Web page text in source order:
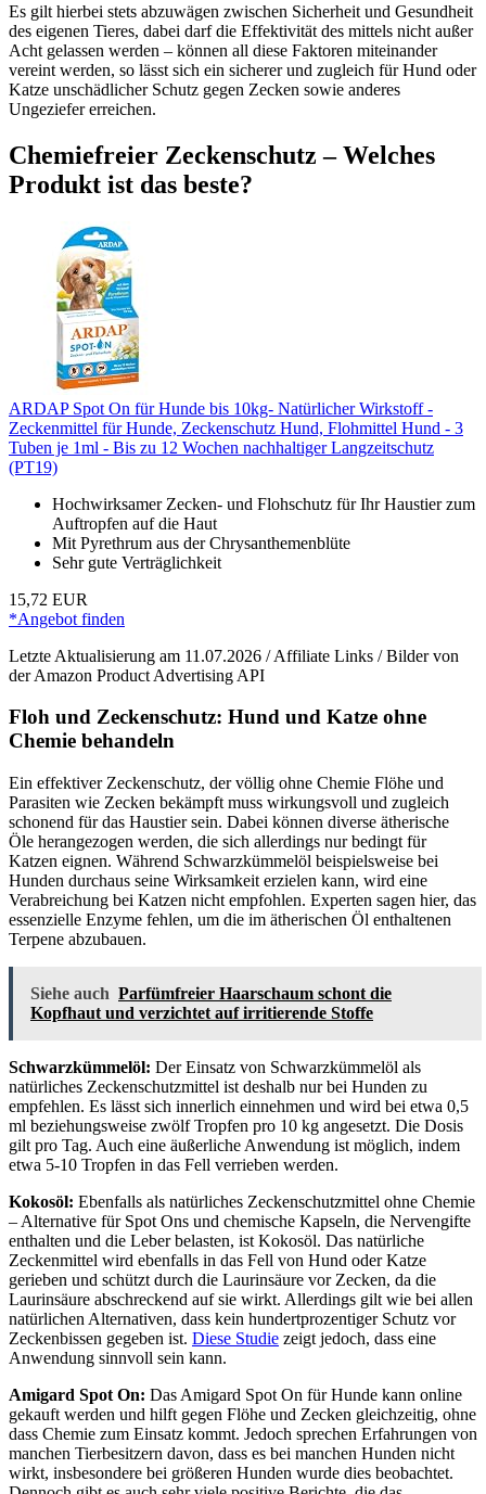
Es gilt hierbei stets abzuwägen zwischen Sicherheit und Gesundheit
des eigenen Tieres, dabei darf die Effektivität des mittels nicht außer
Acht gelassen werden – können all diese Faktoren miteinander
vereint werden, so lässt sich ein sicherer und zugleich für Hund oder
Katze unschädlicher Schutz gegen Zecken sowie anderes
Ungeziefer erreichen.
Chemiefreier Zeckenschutz – Welches
Produkt ist das beste?
ARDAP Spot On für Hunde bis 10kg- Natürlicher Wirkstoff -
Zeckenmittel für Hunde, Zeckenschutz Hund, Flohmittel Hund - 3
Tuben je 1ml - Bis zu 12 Wochen nachhaltiger Langzeitschutz
(PT19)
Hochwirksamer Zecken- und Flohschutz für Ihr Haustier zum
Auftropfen auf die Haut
Mit Pyrethrum aus der Chrysanthemenblüte
Sehr gute Verträglichkeit
15,72 EUR
*Angebot finden
Letzte Aktualisierung am 11.07.2026 / Affiliate Links / Bilder von
der Amazon Product Advertising API
Floh und Zeckenschutz: Hund und Katze ohne
Chemie behandeln
Ein effektiver Zeckenschutz, der völlig ohne Chemie Flöhe und
Parasiten wie Zecken bekämpft muss wirkungsvoll und zugleich
schonend für das Haustier sein. Dabei können diverse ätherische
Öle herangezogen werden, die sich allerdings nur bedingt für
Katzen eignen. Während Schwarzkümmelöl beispielsweise bei
Hunden durchaus seine Wirksamkeit erzielen kann, wird eine
Verabreichung bei Katzen nicht empfohlen. Experten sagen hier, das
essenzielle Enzyme fehlen, um die im ätherischen Öl enthaltenen
Terpene abzubauen.
Siehe auch Parfümfreier Haarschaum schont die
Kopfhaut und verzichtet auf irritierende Stoffe
Schwarzkümmelöl: Der Einsatz von Schwarzkümmelöl als
natürliches Zeckenschutzmittel ist deshalb nur bei Hunden zu
empfehlen. Es lässt sich innerlich einnehmen und wird bei etwa 0,5
ml beziehungsweise zwölf Tropfen pro 10 kg angesetzt. Die Dosis
gilt pro Tag. Auch eine äußerliche Anwendung ist möglich, indem
etwa 5-10 Tropfen in das Fell verrieben werden.
Kokosöl: Ebenfalls als natürliches Zeckenschutzmittel ohne Chemie
– Alternative für Spot Ons und chemische Kapseln, die Nervengifte
enthalten und die Leber belasten, ist Kokosöl. Das natürliche
Zeckenmittel wird ebenfalls in das Fell von Hund oder Katze
gerieben und schützt durch die Laurinsäure vor Zecken, da die
Laurinsäure abschreckend auf sie wirkt. Allerdings gilt wie bei allen
natürlichen Alternativen, dass kein hundertprozentiger Schutz vor
Zeckenbissen gegeben ist. Diese Studie zeigt jedoch, dass eine
Anwendung sinnvoll sein kann.
Amigard Spot On: Das Amigard Spot On für Hunde kann online
gekauft werden und hilft gegen Flöhe und Zecken gleichzeitig, ohne
dass Chemie zum Einsatz kommt. Jedoch sprechen Erfahrungen von
manchen Tierbesitzern davon, dass es bei manchen Hunden nicht
wirkt, insbesondere bei größeren Hunden wurde dies beobachtet.